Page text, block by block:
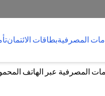
المصرفيةبطاقات الائتمان
المصرفية عبر الهاتف